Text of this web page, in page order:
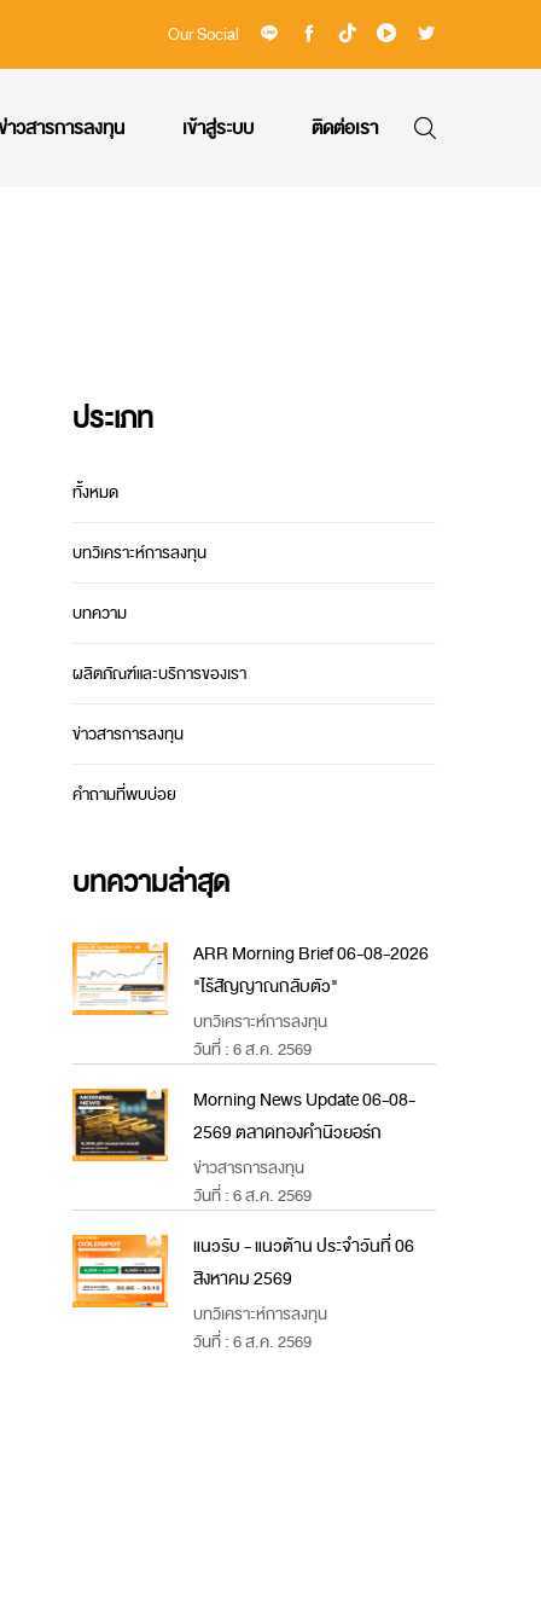
Our Social
าวสารการลงทุน เข้าสู่ระบบ ติดต่อเรา
ประเภท
ทั้งหมด
บทวิเคราะห์การลงทุน
บทความ
ผลิตภัณฑ์และบริการของเรา
ข่าวสารการลงทุน
คำถามที่พบบ่อย
บทความล่าสุด
ARR Morning Brief 06-08-2026
"ไร้สัญญาณกลับตัว"
บทวิเคราะห์การลงทุน
วันที่ : 6 ส.ค. 2569
Morning News Update 06-08-
2569 ตลาดทองคำนิวยอร์ก
ข่าวสารการลงทุน
วันที่ : 6 ส.ค. 2569
แนวรับ - แนวต้าน ประจำวันที่ 06
สิงหาคม 2569
บทวิเคราะห์การลงทุน
วันที่ : 6 ส.ค. 2569